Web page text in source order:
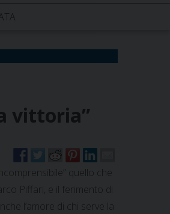
vittoria”
quello che
Piffari, e il ferimento di
l’amore di chi serve la